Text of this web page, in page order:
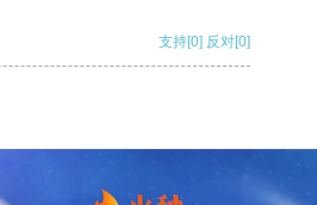
支持[0] 反对[0]